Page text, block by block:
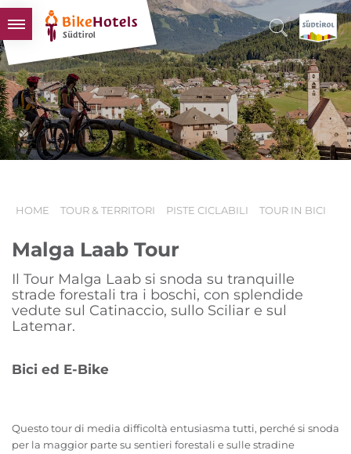
BIKEHOTELS
HOTELS & PACCHETTI
TOUR & TERRITORI
L'ALTO ADIGE & NOI
HOME TOUR & TERRITORI PISTE CICLABILI TOUR IN BICI
Malga Laab Tour
Il Tour Malga Laab si snoda su tranquille
strade forestali tra i boschi, con splendide
vedute sul Catinaccio, sullo Sciliar e sul
Latemar.
Bici ed E-Bike
Questo tour di media difficoltà entusiasma tutti, perché si snoda
per la maggior parte su sentieri forestali e sulle stradine